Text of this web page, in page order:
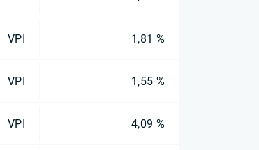
VPI 1,81 %
VPI 1,55 %
VPI 4,09 %